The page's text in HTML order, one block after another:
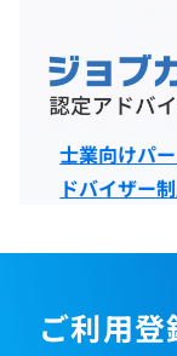
士業向けパ
ドバイザー
ご利用